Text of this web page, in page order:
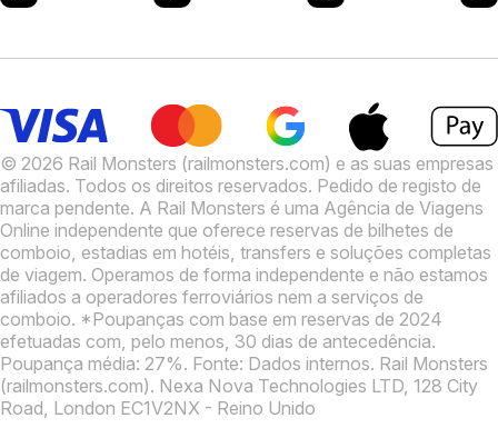
© 2026 Rail Monsters (railmonsters.com) e as suas empresas
afiliadas. Todos os direitos reservados. Pedido de registo de
marca pendente. A Rail Monsters é uma Agência de Viagens
Online independente que oferece reservas de bilhetes de
comboio, estadias em hotéis, transfers e soluções completas
de viagem. Operamos de forma independente e não estamos
afiliados a operadores ferroviários nem a serviços de
comboio. *Poupanças com base em reservas de 2024
efetuadas com, pelo menos, 30 dias de antecedência.
Poupança média: 27%. Fonte: Dados internos. Rail Monsters
(railmonsters.com). Nexa Nova Technologies LTD, 128 City
Road, London EC1V2NX - Reino Unido